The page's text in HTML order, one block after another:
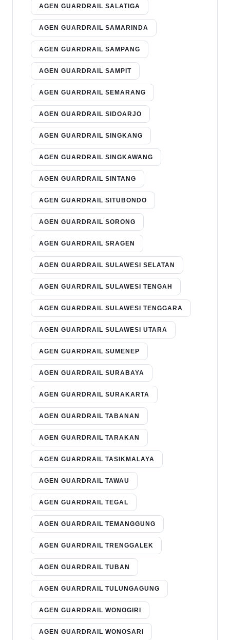
AGEN GUARDRAIL SALATIGA
AGEN GUARDRAIL SAMARINDA
AGEN GUARDRAIL SAMPANG
AGEN GUARDRAIL SAMPIT
AGEN GUARDRAIL SEMARANG
AGEN GUARDRAIL SIDOARJO
AGEN GUARDRAIL SINGKANG
AGEN GUARDRAIL SINGKAWANG
AGEN GUARDRAIL SINTANG
AGEN GUARDRAIL SITUBONDO
AGEN GUARDRAIL SORONG
AGEN GUARDRAIL SRAGEN
AGEN GUARDRAIL SULAWESI SELATAN
AGEN GUARDRAIL SULAWESI TENGAH
AGEN GUARDRAIL SULAWESI TENGGARA
AGEN GUARDRAIL SULAWESI UTARA
AGEN GUARDRAIL SUMENEP
AGEN GUARDRAIL SURABAYA
AGEN GUARDRAIL SURAKARTA
AGEN GUARDRAIL TABANAN
AGEN GUARDRAIL TARAKAN
AGEN GUARDRAIL TASIKMALAYA
AGEN GUARDRAIL TAWAU
AGEN GUARDRAIL TEGAL
AGEN GUARDRAIL TEMANGGUNG
AGEN GUARDRAIL TRENGGALEK
AGEN GUARDRAIL TUBAN
AGEN GUARDRAIL TULUNGAGUNG
AGEN GUARDRAIL WONOGIRI
AGEN GUARDRAIL WONOSARI